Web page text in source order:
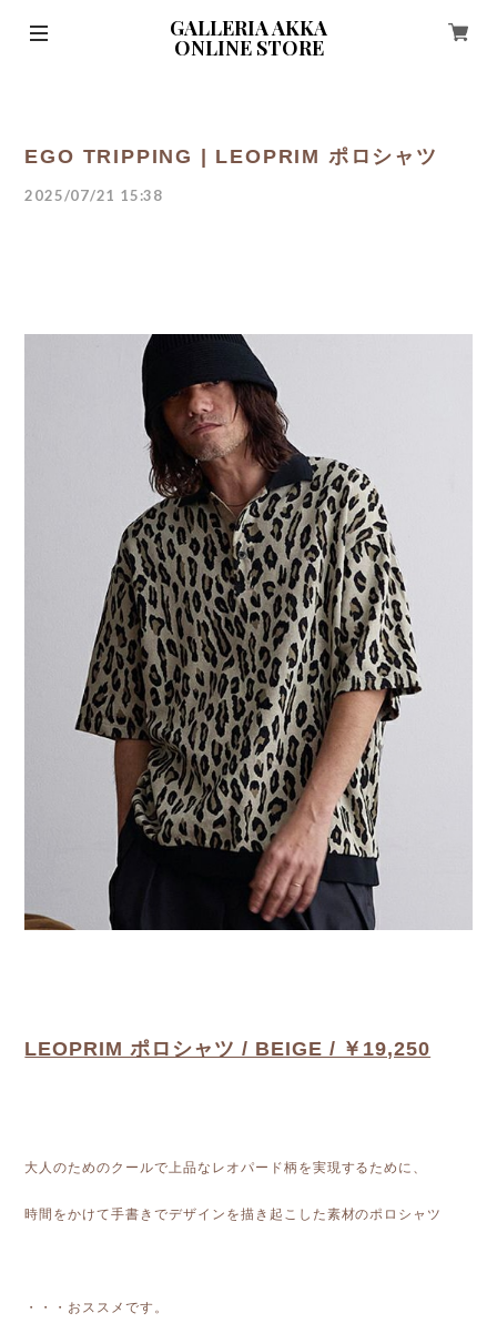
GALLERIA AKKA
ONLINE STORE
EGO TRIPPING | LEOPRIM ポロシャツ
2025/07/21 15:38
LEOPRIM ポロシャツ / BEIGE / ￥19,250
大人のためのクールで上品なレオパード柄を実現するために、
時間をかけて手書きでデザインを描き起こした素材のポロシャツ
・・・おススメです。